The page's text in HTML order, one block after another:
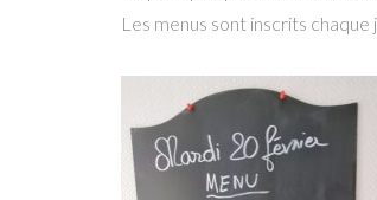
Les menus sont inscrits chaque